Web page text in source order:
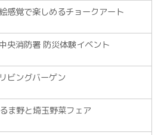
感覚で楽しめるチョークアート
央消防署 防災体験イベント
ビングバーゲン
ま野と埼玉野菜フェア